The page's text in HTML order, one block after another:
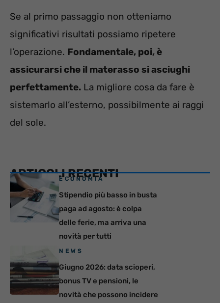
Se al primo passaggio non otteniamo
significativi risultati possiamo ripetere
l’operazione. Fondamentale, poi, è
assicurarsi che il materasso si asciughi
perfettamente. La migliore cosa da fare è
sistemarlo all’esterno, possibilmente ai raggi
del sole.
ARTICOLI RECENTI
ECONOMIA
Stipendio più basso in busta
paga ad agosto: è colpa
delle ferie, ma arriva una
novità per tutti
NEWS
Giugno 2026: data scioperi,
bonus TV e pensioni, le
novità che possono incidere